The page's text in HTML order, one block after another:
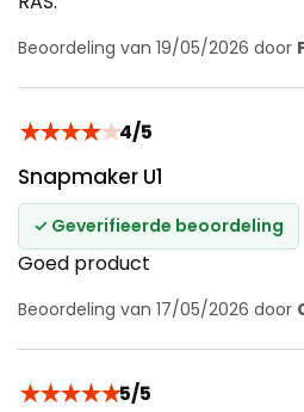
Beoordeling van 19/05/2026 door
★★★★★4/5
Snapmaker U1
✓ Geverifieerde beoordeling
Goed product
Beoordeling van 17/05/2026 door
★★★★★5/5